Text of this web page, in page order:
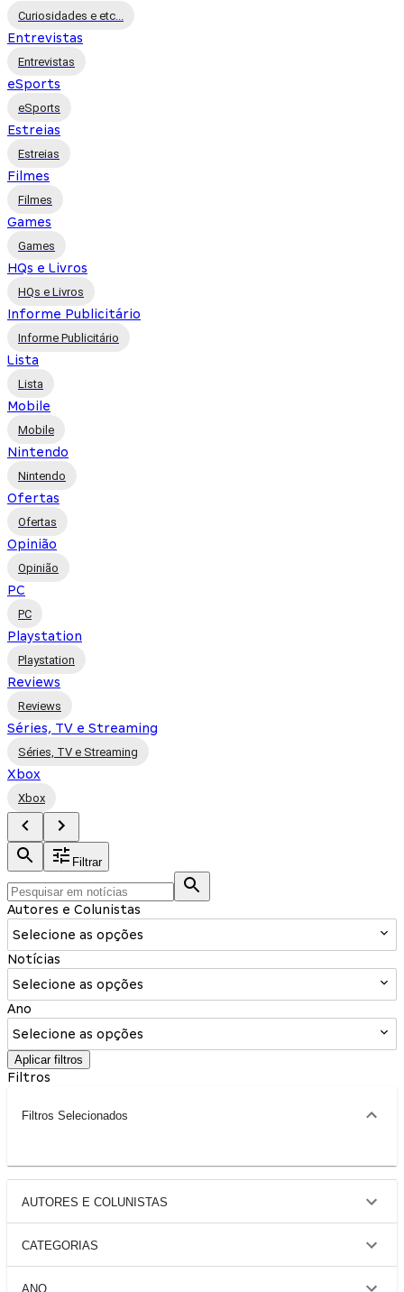
Curiosidades e etc...
Entrevistas
Entrevistas
eSports
eSports
Estreias
Estreias
Filmes
Filmes
Games
Games
HQs e Livros
HQs e Livros
Informe Publicitário
Informe Publicitário
Lista
Lista
Mobile
Mobile
Nintendo
Nintendo
Ofertas
Ofertas
Opinião
Opinião
PC
PC
Playstation
Playstation
Reviews
Reviews
Séries, TV e Streaming
Séries, TV e Streaming
Xbox
Xbox
Filtrar
Autores e Colunistas
Selecione as opções
Notícias
Selecione as opções
Ano
Selecione as opções
Aplicar filtros
Filtros
Filtros Selecionados
AUTORES E COLUNISTAS
CATEGORIAS
ANO